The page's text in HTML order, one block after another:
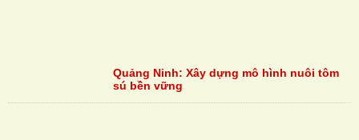
Quảng Ninh: Xây dựng mô hình nuôi tôm
sú bền vững